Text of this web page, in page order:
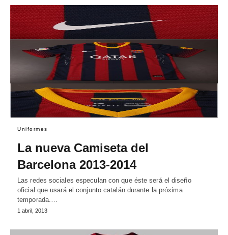
Uniformes
La nueva Camiseta del
Barcelona 2013-2014
Las redes sociales especulan con que éste será el diseño
oficial que usará el conjunto catalán durante la próxima
temporada.…
1 abril, 2013